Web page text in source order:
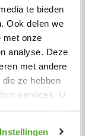
te bieden
Ook delen we
met onze
analyse. Deze
met andere
ze hebben
services. U
Instellingen
die je zoekt?
"kleurstaal
zachte
een zeer
is geschikt